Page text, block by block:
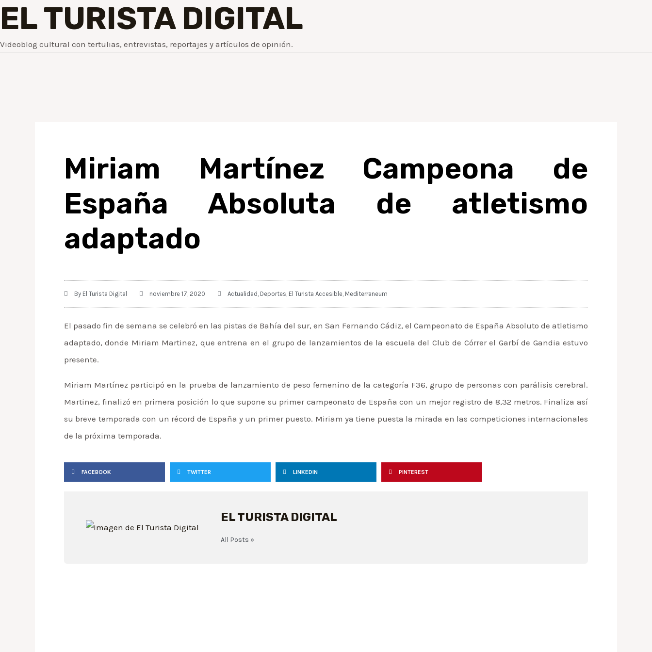
EL TURISTA DIGITAL
Videoblog cultural con tertulias, entrevistas, reportajes y artículos de opinión.
Miriam Martínez Campeona de
España Absoluta de atletismo
adaptado
By El Turista Digital noviembre 17, 2020 Actualidad Deportes El Turista Accesible Mediterraneum
El pasado fin de semana se celebró en las pistas de Bahía del sur, en San Fernando Cádiz, el Campeonato de España Absoluto de atletismo
adaptado, donde Miriam Martinez, que entrena en el grupo de lanzamientos de la escuela del Club de Córrer el Garbí de Gandia estuvo
presente.
Miriam Martínez participó en la prueba de lanzamiento de peso femenino de la categoría F36, grupo de personas con parálisis cerebral.
Martinez, finalizó en primera posición lo que supone su primer campeonato de España con un mejor registro de 8,32 metros. Finaliza así
su breve temporada con un récord de España y un primer puesto. Miriam ya tiene puesta la mirada en las competiciones internacionales
de la próxima temporada.
FACEBOOK TWITTER LINKEDIN PINTEREST
EL TURISTA DIGITAL
All Posts »